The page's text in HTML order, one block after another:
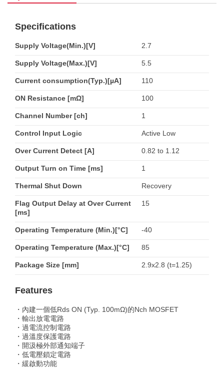
Specifications
Supply Voltage(Min.)[V] 2.7
Supply Voltage(Max.)[V] 5.5
Current consumption(Typ.)[µA] 110
ON Resistance [mΩ] 100
Channel Number [ch] 1
Control Input Logic Active Low
Over Current Detect [A] 0.82 to 1.12
Output Turn on Time [ms] 1
Thermal Shut Down Recovery
Flag Output Delay at Over Current
[ms]
15
Operating Temperature (Min.)[°C] -40
Operating Temperature (Max.)[°C] 85
Package Size [mm] 2.9x2.8 (t=1.25)
Features
・內建一個低Rds ON (Typ. 100mΩ)的Nch MOSFET
・輸出放電電路
・過電流控制電路
・過溫度保護電路
・開汲極外部通知端子
・低電壓鎖定電路
・緩啟動功能